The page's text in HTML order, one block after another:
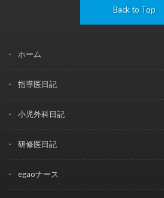
Back to Top
ホーム
指導医日記
小児外科日記
研修医日記
egaoナース